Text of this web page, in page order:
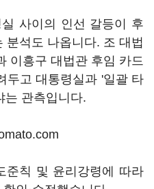
사이의 인선 갈등이 후
분석도 나옵니다. 조 대법
이흥구 대법관 후임 카드
두고 대통령실과 '일괄 타
는 관측입니다.
준칙 및 윤리강령에 따라